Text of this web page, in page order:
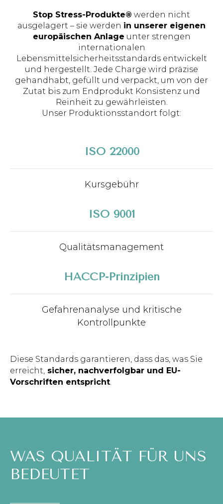
Stop Stress-Produkte® werden nicht
ausgelagert – sie werden in unserer eigenen
europäischen Anlage unter strengen
internationalen
Lebensmittelsicherheitsstandards entwickelt
und hergestellt. Jede Charge wird präzise
gehandhabt, gefüllt und verpackt, um von der
Zutat bis zum Endprodukt Konsistenz und
Reinheit zu gewährleisten.
Unser Produktionsstandort folgt:
ISO 22000
Kursgebühr
ISO 9001
Qualitätsmanagement
HACCP-Prinzipien
Gefahrenanalyse und kritische
Kontrollpunkte
Diese Standards garantieren, dass das, was Sie
erreicht, sicher, nachverfolgbar und EU-
Vorschriften entspricht.
WAS QUALITÄT FÜR UNS
BEDEUTET